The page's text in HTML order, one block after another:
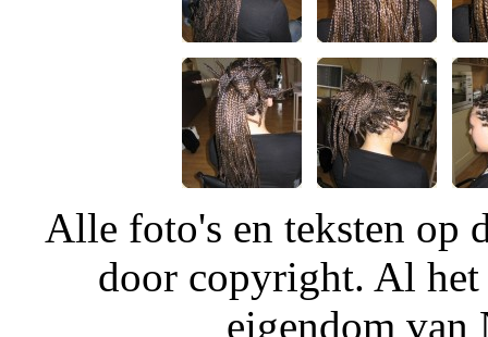
Alle foto's en teksten op
door copyright. Al het
eigendom